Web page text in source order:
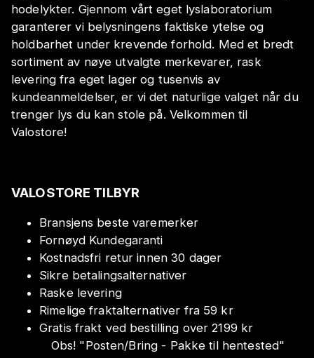
hodelykter. Gjennom vårt eget lyslaboratorium
garanterer vi belysningens faktiske ytelse og
holdbarhet under krevende forhold. Med et bredt
sortiment av nøye utvalgte merkevarer, rask
levering fra eget lager og tusenvis av
kundeanmeldelser, er vi det naturlige valget når du
trenger lys du kan stole på. Velkommen til
Valostore!
VALOSTORE TILBYR
Bransjens beste varemerker
Fornøyd Kundegaranti
Kostnadsfri retur innen 30 dager
Sikre betalingsalternativer
Raske levering
Rimelige fraktalternativer fra 59 kr
Gratis frakt ved bestilling over 2199 kr
Obs! "Posten/Bring - Pakke til hentested"